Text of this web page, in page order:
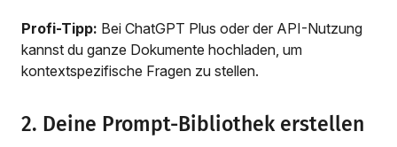
Profi-Tipp: Bei ChatGPT Plus oder der API-Nutzung
kannst du ganze Dokumente hochladen, um
kontextspezifische Fragen zu stellen.
2. Deine Prompt-Bibliothek erstellen